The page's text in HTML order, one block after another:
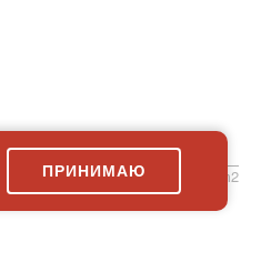
simpleForm2
ПРИНИМАЮ